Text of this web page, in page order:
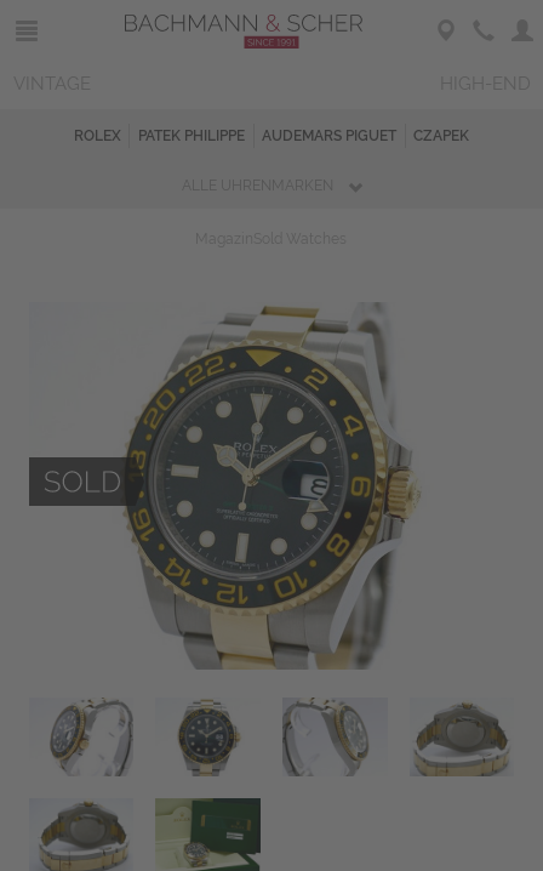
ROLEX PATEK PHILIPPE AUDEMARS PIGUET CZAPEK